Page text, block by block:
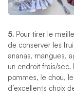
5. Pour tirer le
de conserver les
ananas, mangues,
un endroit frais/sec.
pommes, le chou,
d’excellents choix